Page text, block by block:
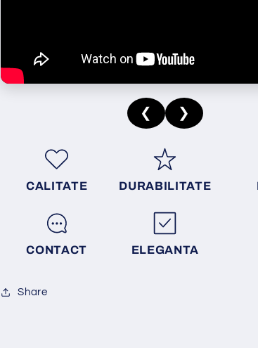
❮ ❯
CALITATE DURABILITATE
CONTACT ELEGANTA
Share